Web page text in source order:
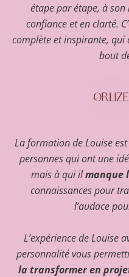
étape par étape, à
confiance et en clarté.
complète et inspirante, qui
bout
La formation de Louise
personnes qui ont une
mais à qui ilmanque
connaissances pour
l’audace
L’expérience de Louise
personnalité vous
la transformer en